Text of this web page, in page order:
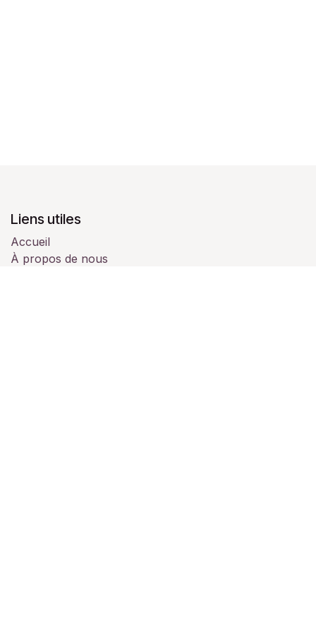
Liens utiles
Accueil
À propos de nous